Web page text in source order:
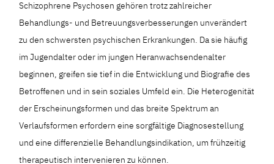
Schizophrene Psychosen gehören trotz zahlreicher
Behandlungs- und Betreuungsverbesserungen unverändert
zu den schwersten psychischen Erkrankungen. Da sie häufig
im Jugendalter oder im jungen Heranwachsendenalter
beginnen, greifen sie tief in die Entwicklung und Biografie des
Betroffenen und in sein soziales Umfeld ein. Die Heterogenität
der Erscheinungsformen und das breite Spektrum an
Verlaufsformen erfordern eine sorgfältige Diagnosestellung
und eine differenzielle Behandlungsindikation, um frühzeitig
therapeutisch intervenieren zu können.